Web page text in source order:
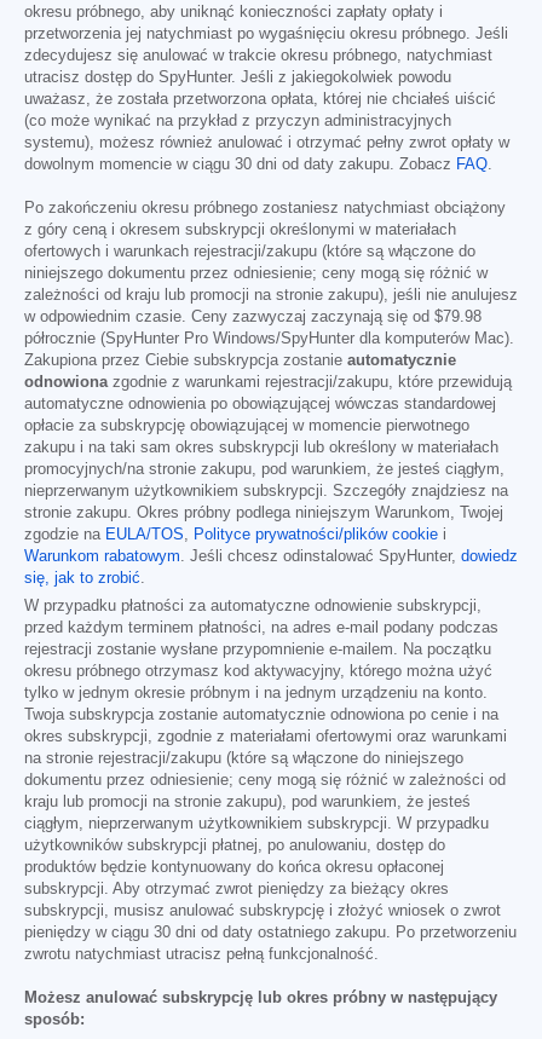
okresu próbnego, aby uniknąć konieczności zapłaty opłaty i
przetworzenia jej natychmiast po wygaśnięciu okresu próbnego. Jeśli
zdecydujesz się anulować w trakcie okresu próbnego, natychmiast
utracisz dostęp do SpyHunter. Jeśli z jakiegokolwiek powodu
uważasz, że została przetworzona opłata, której nie chciałeś uiścić
(co może wynikać na przykład z przyczyn administracyjnych
systemu), możesz również anulować i otrzymać pełny zwrot opłaty w
dowolnym momencie w ciągu 30 dni od daty zakupu. Zobacz FAQ.
Po zakończeniu okresu próbnego zostaniesz natychmiast obciążony
z góry ceną i okresem subskrypcji określonymi w materiałach
ofertowych i warunkach rejestracji/zakupu (które są włączone do
niniejszego dokumentu przez odniesienie; ceny mogą się różnić w
zależności od kraju lub promocji na stronie zakupu), jeśli nie anulujesz
w odpowiednim czasie. Ceny zazwyczaj zaczynają się od $79.98
półrocznie (SpyHunter Pro Windows/SpyHunter dla komputerów Mac).
Zakupiona przez Ciebie subskrypcja zostanie automatycznie
odnowionazgodnie z warunkami rejestracji/zakupu, które przewidują
automatyczne odnowienia po obowiązującej wówczas standardowej
opłacie za subskrypcję obowiązującej w momencie pierwotnego
zakupu i na taki sam okres subskrypcji lub określony w materiałach
promocyjnych/na stronie zakupu, pod warunkiem, że jesteś ciągłym,
nieprzerwanym użytkownikiem subskrypcji. Szczegóły znajdziesz na
stronie zakupu. Okres próbny podlega niniejszym Warunkom, Twojej
zgodzie na EULA/TOS, Polityce prywatności/plików cookie i
Warunkom rabatowym. Jeśli chcesz odinstalować SpyHunter, dowiedz
się, jak to zrobić.
W przypadku płatności za automatyczne odnowienie subskrypcji,
przed każdym terminem płatności, na adres e-mail podany podczas
rejestracji zostanie wysłane przypomnienie e-mailem. Na początku
okresu próbnego otrzymasz kod aktywacyjny, którego można użyć
tylko w jednym okresie próbnym i na jednym urządzeniu na konto.
Twoja subskrypcja zostanie automatycznie odnowiona po cenie i na
okres subskrypcji, zgodnie z materiałami ofertowymi oraz warunkami
na stronie rejestracji/zakupu (które są włączone do niniejszego
dokumentu przez odniesienie; ceny mogą się różnić w zależności od
kraju lub promocji na stronie zakupu), pod warunkiem, że jesteś
ciągłym, nieprzerwanym użytkownikiem subskrypcji. W przypadku
użytkowników subskrypcji płatnej, po anulowaniu, dostęp do
produktów będzie kontynuowany do końca okresu opłaconej
subskrypcji. Aby otrzymać zwrot pieniędzy za bieżący okres
subskrypcji, musisz anulować subskrypcję i złożyć wniosek o zwrot
pieniędzy w ciągu 30 dni od daty ostatniego zakupu. Po przetworzeniu
zwrotu natychmiast utracisz pełną funkcjonalność.
Możesz anulować subskrypcję lub okres próbny w następujący
sposób: